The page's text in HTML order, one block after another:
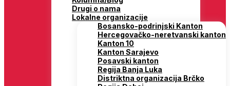
Drugi o nama
Lokalne organizacije
Bosansko-podrinjski Kanton
Hercegovačko-neretvanski kanton
Kanton 10
Kanton Sarajevo
Posavski kanton
Regija Banja Luka
Distriktna organizacija Brčko